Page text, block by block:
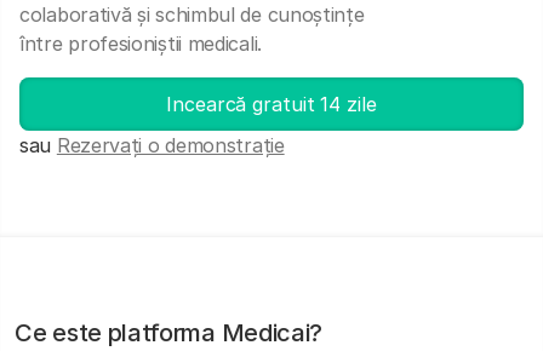
colaborativă și schimbul de cunoștințe
între profesioniștii medicali.
Incearcă gratuit 14 zile
sau Rezervați o demonstrație
Ce este platforma Medicai?